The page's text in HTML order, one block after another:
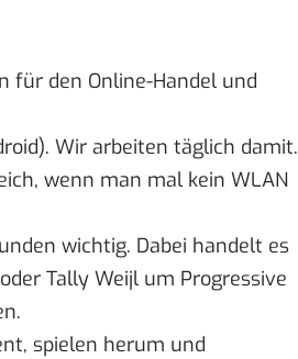
für den Online-Handel und
). Wir arbeiten täglich damit.
wenn man mal kein WLAN
wichtig. Dabei handelt es
Tally Weijl um Progressive
spielen herum und